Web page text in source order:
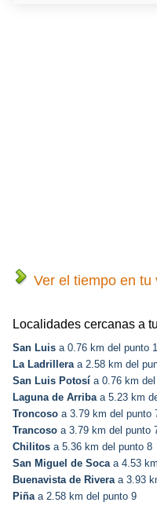
Ver el tiempo en tu
Localidades cercanas a
San Luis a 0.76 km del punto 1
La Ladrilleraa 2.58 km del
San Luis Potosí a 0.76 km
Laguna de Arribaa 5.23 km
Troncoso a 3.79 km del punto
Trancoso a 3.79 km del punto
Chilitos a 5.36 km del punto 8
San Miguel de Socaa 4.53
Buenavista de Riveraa 3.93
Piñaa 2.58 km del punto 9